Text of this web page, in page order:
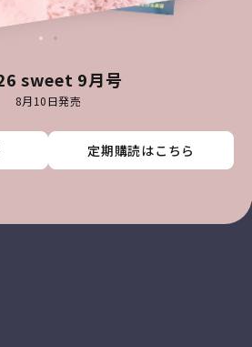
sweet 9月号
8月10日発売
定期購読はこちら
定期購読はこちら
定期購読はこちら
定期購読はこちら